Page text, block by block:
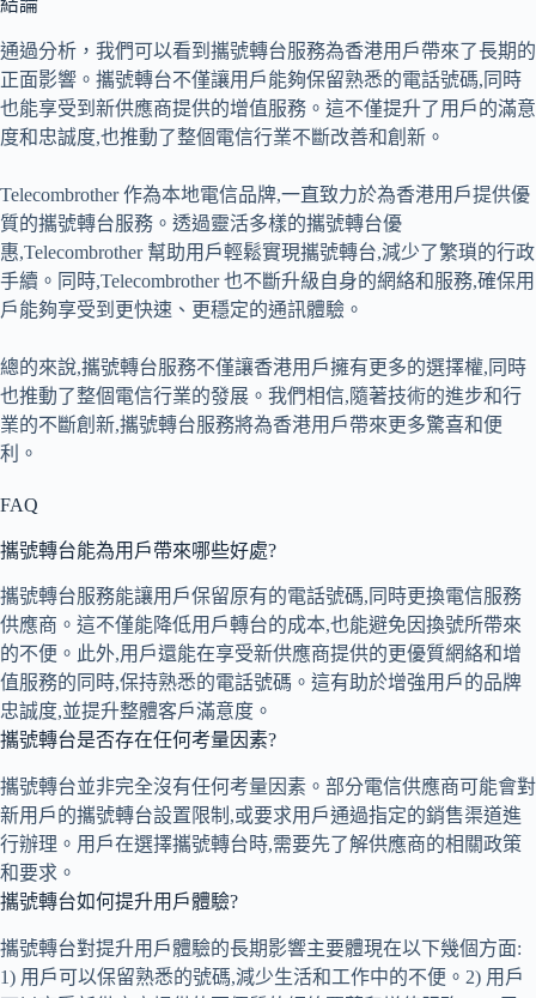
結論
通過分析，我們可以看到攜號轉台服務為香港用戶帶來了長期的
正面影響。攜號轉台不僅讓用戶能夠保留熟悉的電話號碼,同時
也能享受到新供應商提供的增值服務。這不僅提升了用戶的滿意
度和忠誠度,也推動了整個電信行業不斷改善和創新。
Telecombrother 作為本地電信品牌,一直致力於為香港用戶提供優
質的攜號轉台服務。透過靈活多樣的攜號轉台優
惠,Telecombrother 幫助用戶輕鬆實現攜號轉台,減少了繁瑣的行政
手續。同時,Telecombrother 也不斷升級自身的網絡和服務,確保用
戶能夠享受到更快速、更穩定的通訊體驗。
總的來說,攜號轉台服務不僅讓香港用戶擁有更多的選擇權,同時
也推動了整個電信行業的發展。我們相信,隨著技術的進步和行
業的不斷創新,攜號轉台服務將為香港用戶帶來更多驚喜和便
利。
FAQ
攜號轉台能為用戶帶來哪些好處?
攜號轉台服務能讓用戶保留原有的電話號碼,同時更換電信服務
供應商。這不僅能降低用戶轉台的成本,也能避免因換號所帶來
的不便。此外,用戶還能在享受新供應商提供的更優質網絡和增
值服務的同時,保持熟悉的電話號碼。這有助於增強用戶的品牌
忠誠度,並提升整體客戶滿意度。
攜號轉台是否存在任何考量因素?
攜號轉台並非完全沒有任何考量因素。部分電信供應商可能會對
新用戶的攜號轉台設置限制,或要求用戶通過指定的銷售渠道進
行辦理。用戶在選擇攜號轉台時,需要先了解供應商的相關政策
和要求。
攜號轉台如何提升用戶體驗?
攜號轉台對提升用戶體驗的長期影響主要體現在以下幾個方面:
1) 用戶可以保留熟悉的號碼,減少生活和工作中的不便。2) 用戶